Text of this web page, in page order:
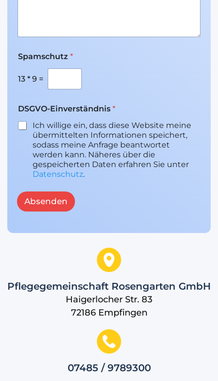
a
e
n
B
t
f
f
h
o
n
Spamschutz *
13 * 9 =
DSGVO-Einverständnis *
Ich willige ein, dass diese Website meine
übermittelten Informationen speichert,
sodass meine Anfrage beantwortet
werden kann. Näheres über die
gespeicherten Daten erfahren Sie unter
Datenschutz.
Absenden
Pflegegemeinschaft Rosengarten GmbH
Haigerlocher Str. 83
72186 Empfingen
07485 / 9789300